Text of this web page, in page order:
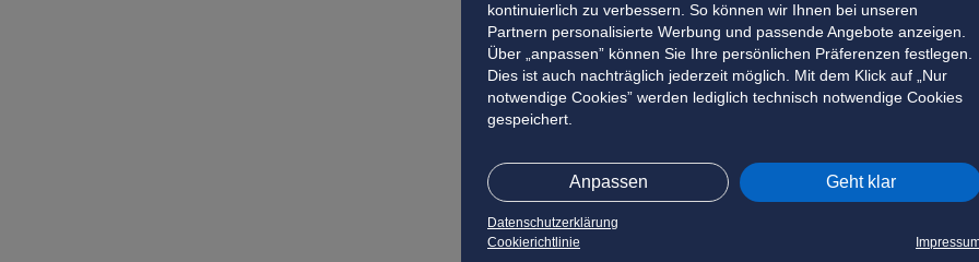
kontinuierlich zu verbessern. So können wir Ihnen bei unseren
Partnern personalisierte Werbung und passende Angebote anzeigen.
Über „anpassen” können Sie Ihre persönlichen Präferenzen festlegen.
Dies ist auch nachträglich jederzeit möglich. Mit dem Klick auf „Nur
notwendige Cookies” werden lediglich technisch notwendige Cookies
gespeichert.
Anpassen Geht klar
Datenschutzerklärung
Cookierichtlinie